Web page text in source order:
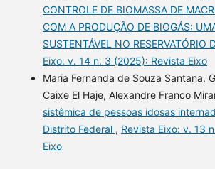
CONTROLE DE BIOMASSA DE
COM A PRODUÇÃO DE BIOGÁS:
SUSTENTÁVEL NO RESERVATÓRIO
Eixo: v. 14 n. 3 (2025): Revista Eixo
Maria Fernanda de Souza Santana,
Caixe El Haje, Alexandre Franco
sistêmica de pessoas idosas
Distrito Federal , Revista Eixo: v. 13
Eixo